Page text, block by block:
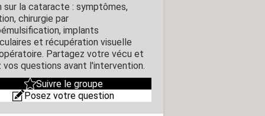
sur la cataracte : symptômes,
chirurgie par
implants
et récupération visuelle
Partagez votre vécu et
vos questions avant l'intervention.
Suivre le groupe
Posez votre question